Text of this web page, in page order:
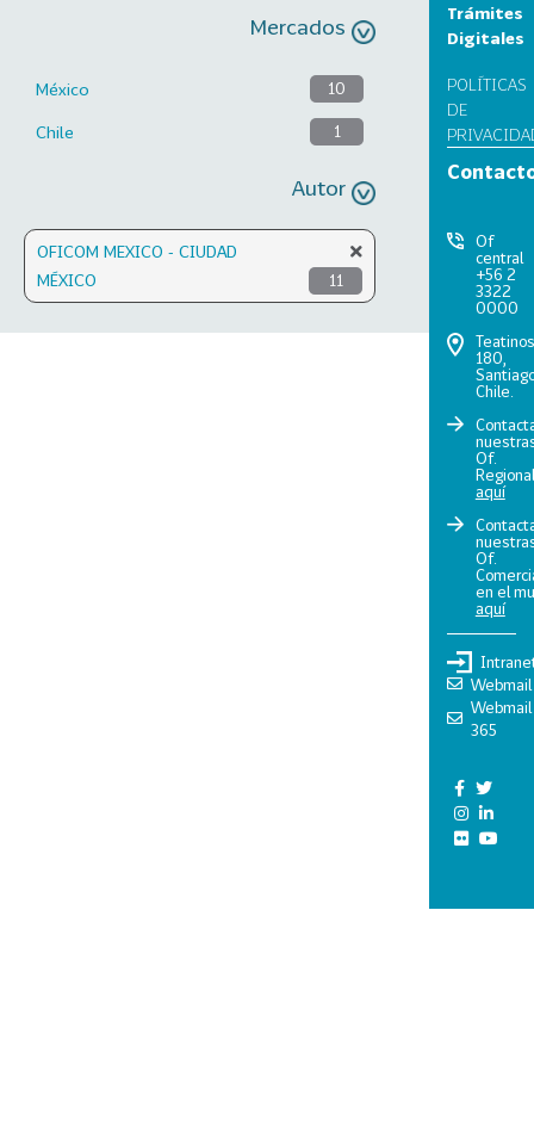
Mercados
México 10
Chile 1
Autor
OFICOM MEXICO - CIUDAD
MÉXICO
11
Trámites
Digitales
POLÍTICAS
DE
Of
central
+56 2
3322
0000
Teatinos
180,
Chile.
Of.
aquí
Of.
en el
aquí
Webmail
Webmail
365